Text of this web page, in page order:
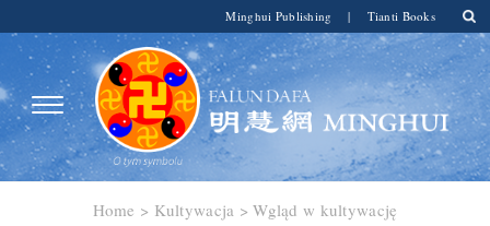
Minghui Publishing | Tianti Books
Home > Kultywacja >Wgląd w kultywację